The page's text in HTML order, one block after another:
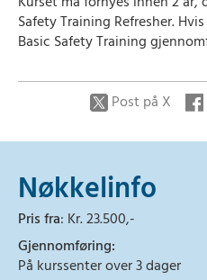
Safety Training Refresher.
Basic Safety Training
Post på X
Nøkkelinfo
Pris fra: Kr. 23.500,-
Gjennomføring:
På kurssenter over 3 dager